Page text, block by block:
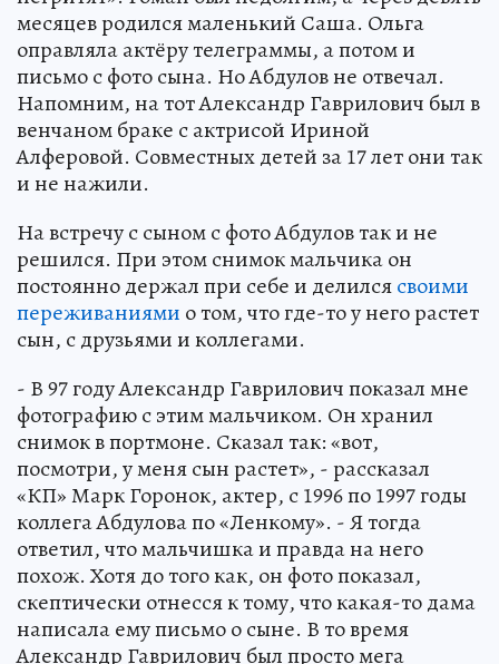
месяцев родился маленький Саша. Ольга
оправляла актёру телеграммы, а потом и
письмо с фото сына. Но Абдулов не отвечал.
Напомним, на тот Александр Гаврилович был в
венчаном браке с актрисой Ириной
Алферовой. Совместных детей за 17 лет они так
и не нажили.
На встречу с сыном с фото Абдулов так и не
решился. При этом снимок мальчика он
постоянно держал при себе и делилсясвоими
переживаниями о том, что где-то у него растет
сын, с друзьями и коллегами.
- В 97 году Александр Гаврилович показал мне
фотографию с этим мальчиком. Он хранил
снимок в портмоне. Сказал так: «вот,
посмотри, у меня сын растет», - рассказал
«КП» Марк Горонок, актер, с 1996 по 1997 годы
коллега Абдулова по «Ленкому». - Я тогда
ответил, что мальчишка и правда на него
похож. Хотя до того как, он фото показал,
скептически отнесся к тому, что какая-то дама
написала ему письмо о сыне. В то время
Александр Гаврилович был просто мега